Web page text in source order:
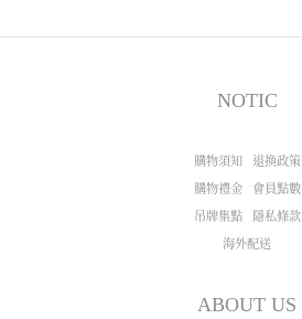
NOTIC
購物須知 退換政策
購物禮金 會員點數
吊牌集點 隱私條款
海外配送
ABOUT US